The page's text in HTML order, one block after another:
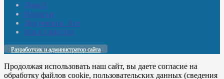
Домой
Новости
Документы. Все
Мы в соцсетях
Разработчик и администратор сайта
Продолжая использовать наш сайт, вы даете согласие на
обработку файлов cookie, пользовательских данных (сведения